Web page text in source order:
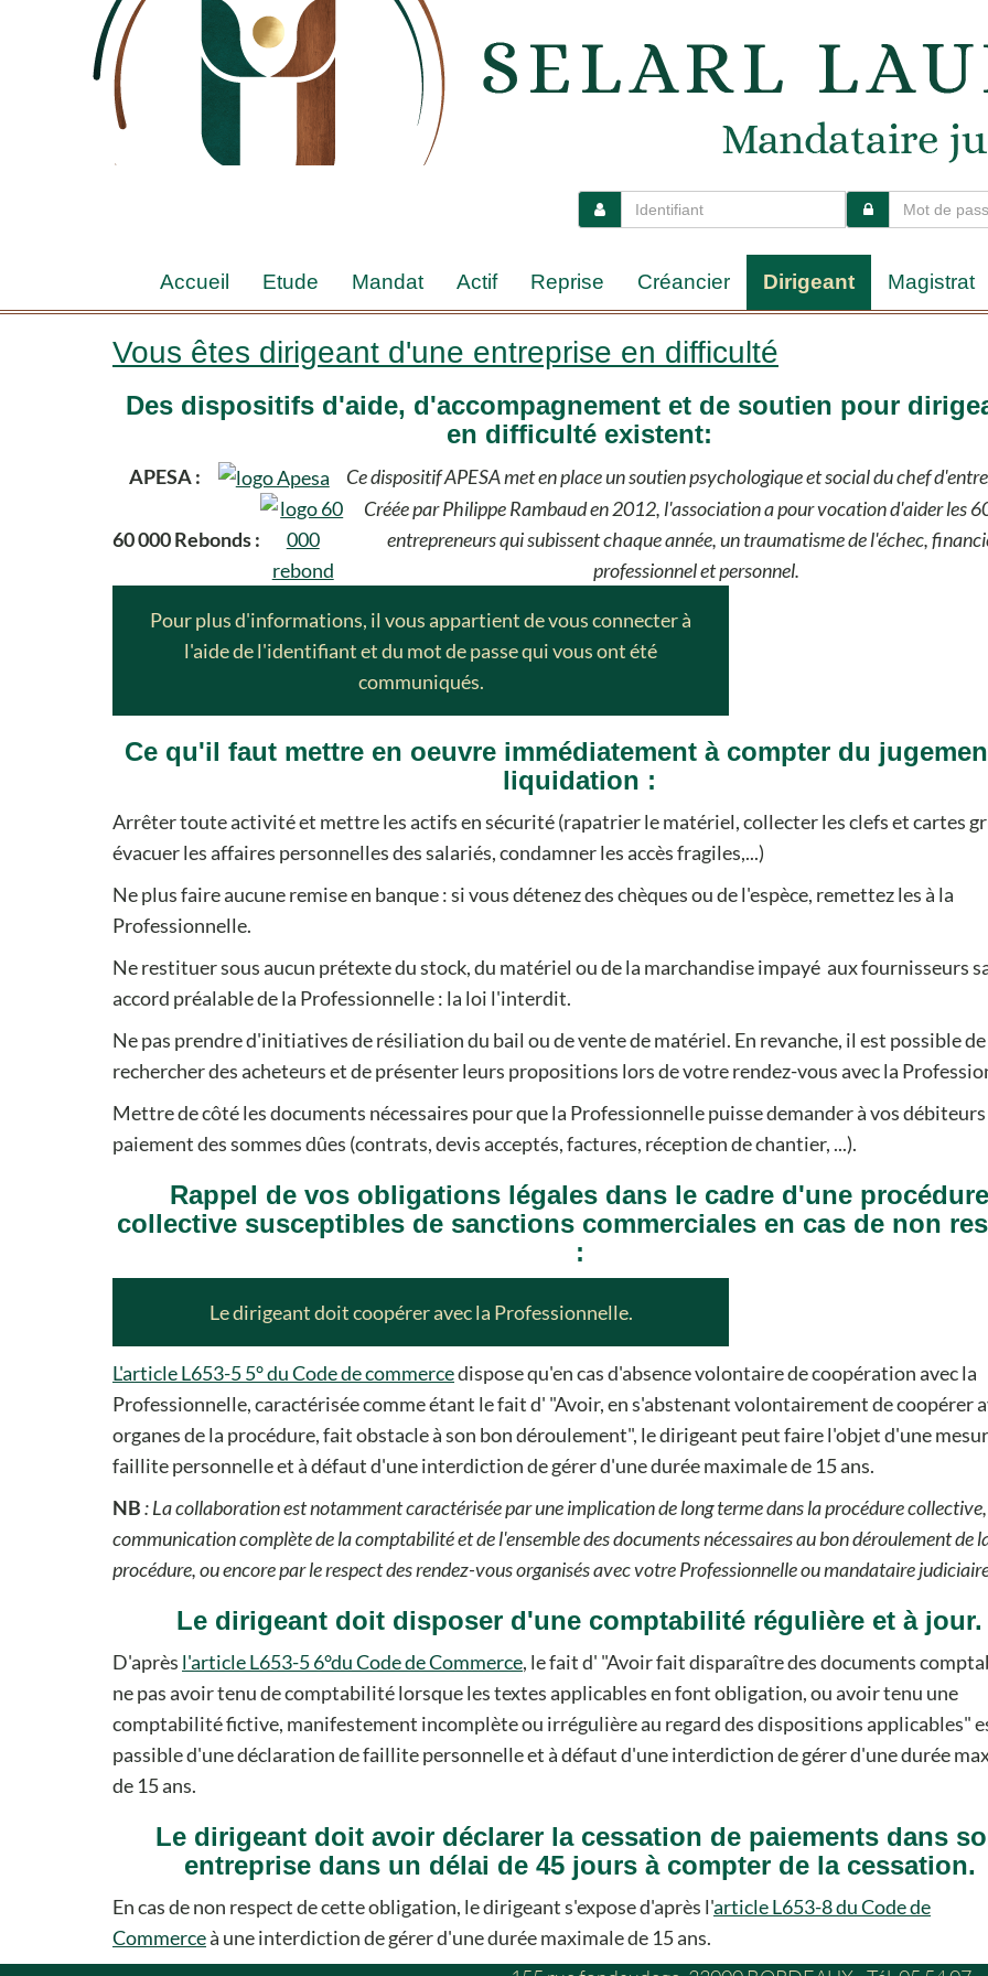
Accueil Etude Mandat Actif Reprise Créancier Dirigeant Magistrat
Vous êtes dirigeant d'une entreprise en difficulté
Des dispositifs d'aide, d'accompagnement et de soutien pour
en difficulté existent:
APESA : Ce dispositif APESA met en place un soutien psychologique et social du chef
60 000 Rebonds :
Créée par Philippe Rambaud en 2012, l'association a pour vocation d'aider les
entrepreneurs qui subissent chaque année, un traumatisme de l'échec,
professionnel et personnel.
Pour plus d'informations, il vous appartient de vous connecter à
l'aide de l'identifiant et du mot de passe qui vous ont été
communiqués.
Ce qu'il faut mettre en oeuvre immédiatement à compter du
liquidation :
Arrêter toute activité et mettre les actifs en sécurité (rapatrier le matériel, collecter les clefs et cartes
évacuer les affaires personnelles des salariés, condamner les accès fragiles,...)
Ne plus faire aucune remise en banque : si vous détenez des chèques ou de l'espèce, remettez les à la
Professionnelle.
Ne restituer sous aucun prétexte du stock, du matériel ou de la marchandise impayé aux fournisseurs
accord préalable de la Professionnelle : la loi l'interdit.
Ne pas prendre d'initiatives de résiliation du bail ou de vente de matériel. En revanche, il est possible de
rechercher des acheteurs et de présenter leurs propositions lors de votre rendez-vous avec la
Mettre de côté les documents nécessaires pour que la Professionnelle puisse demander à vos
paiement des sommes dûes (contrats, devis acceptés, factures, réception de chantier, ...).
Rappel de vos obligations légales dans le cadre d'une procédure
collective susceptibles de sanctions commerciales en cas de non
:
Le dirigeant doit coopérer avec la Professionnelle.
L'article L653-5 5° du Code de commercedispose qu'en cas d'absence volontaire de coopération avec la
Professionnelle, caractérisée comme étant le fait d' "Avoir, en s'abstenant volontairement de coopérer
organes de la procédure, fait obstacle à son bon déroulement", le dirigeant peut faire l'objet d'une
faillite personnelle et à défaut d'une interdiction de gérer d'une durée maximale de 15 ans.
NB: La collaboration est notamment caractérisée par une implication de long terme dans la procédure
communication complète de la comptabilité et de l'ensemble des documents nécessaires au bon déroulement de
procédure, ou encore par le respect des rendez-vous organisés avec votre Professionnelle ou mandataire
Le dirigeant doit disposer d'une comptabilité régulière et à jour.
D'après l'article L653-5 6°du Code de Commerce, le fait d' Avoir fait disparaître des documents
ne pas avoir tenu de comptabilité lorsque les textes applicables en font obligation, ou avoir tenu une
comptabilité fictive, manifestement incomplète ou irrégulière au regard des dispositions applicables
passible d'une déclaration de faillite personnelle et à défaut d'une interdiction de gérer d'une durée
de 15 ans.
Le dirigeant doit avoir déclarer la cessation de paiements dans
entreprise dans un délai de 45 jours à compter de la cessation.
En cas de non respect de cette obligation, le dirigeant s'expose d'après l'article L653-8 du Code de
Commerceà une interdiction de gérer d'une durée maximale de 15 ans.